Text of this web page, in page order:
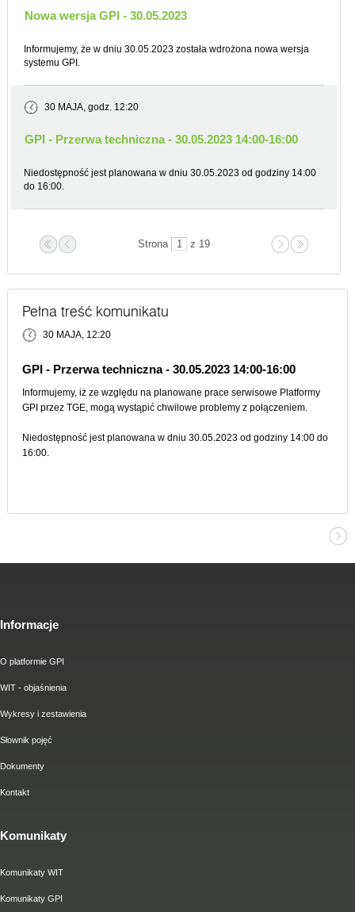
Nowa wersja GPI - 30.05.2023
Informujemy, że w dniu 30.05.2023 została wdrożona nowa wersja
systemu GPI.
30 MAJA, godz. 12:20
GPI - Przerwa techniczna - 30.05.2023 14:00-16:00
Niedostępność jest planowana w dniu 30.05.2023 od godziny 14:00
do 16:00.
Strona z 19
Pełna treść komunikatu
30 MAJA, 12:20
GPI - Przerwa techniczna - 30.05.2023 14:00-16:00
Informujemy, iż ze względu na planowane prace serwisowe Platformy
GPI przez TGE, mogą wystąpić chwilowe problemy z połączeniem.
Niedostępność jest planowana w dniu 30.05.2023 od godziny 14:00 do
16:00.
Informacje
O platformie GPI
WIT - objaśnienia
Wykresy i zestawienia
Słownik pojęć
Dokumenty
Kontakt
Komunikaty
Komunikaty WIT
Komunikaty GPI